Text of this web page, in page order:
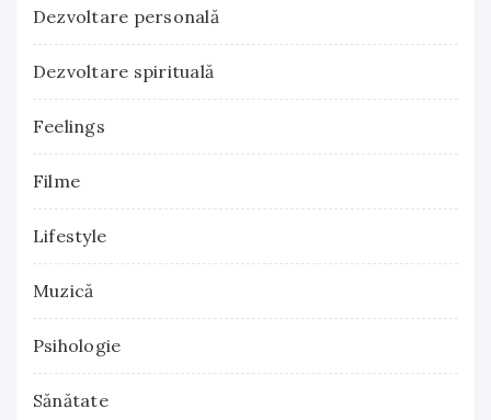
Dezvoltare personală
Dezvoltare spirituală
Feelings
Filme
Lifestyle
Muzică
Psihologie
Sănătate